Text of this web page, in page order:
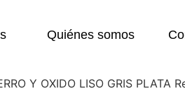
Quiénes somos
Y OXIDO LISO GRIS PLATA